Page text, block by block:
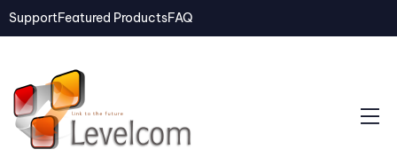
SupportFeatured ProductsFAQ